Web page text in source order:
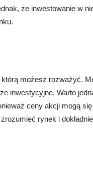
że inwestowanie w
którą możesz rozważyć.
inwestycyjne. Warto
ceny akcji mogą
rynek i